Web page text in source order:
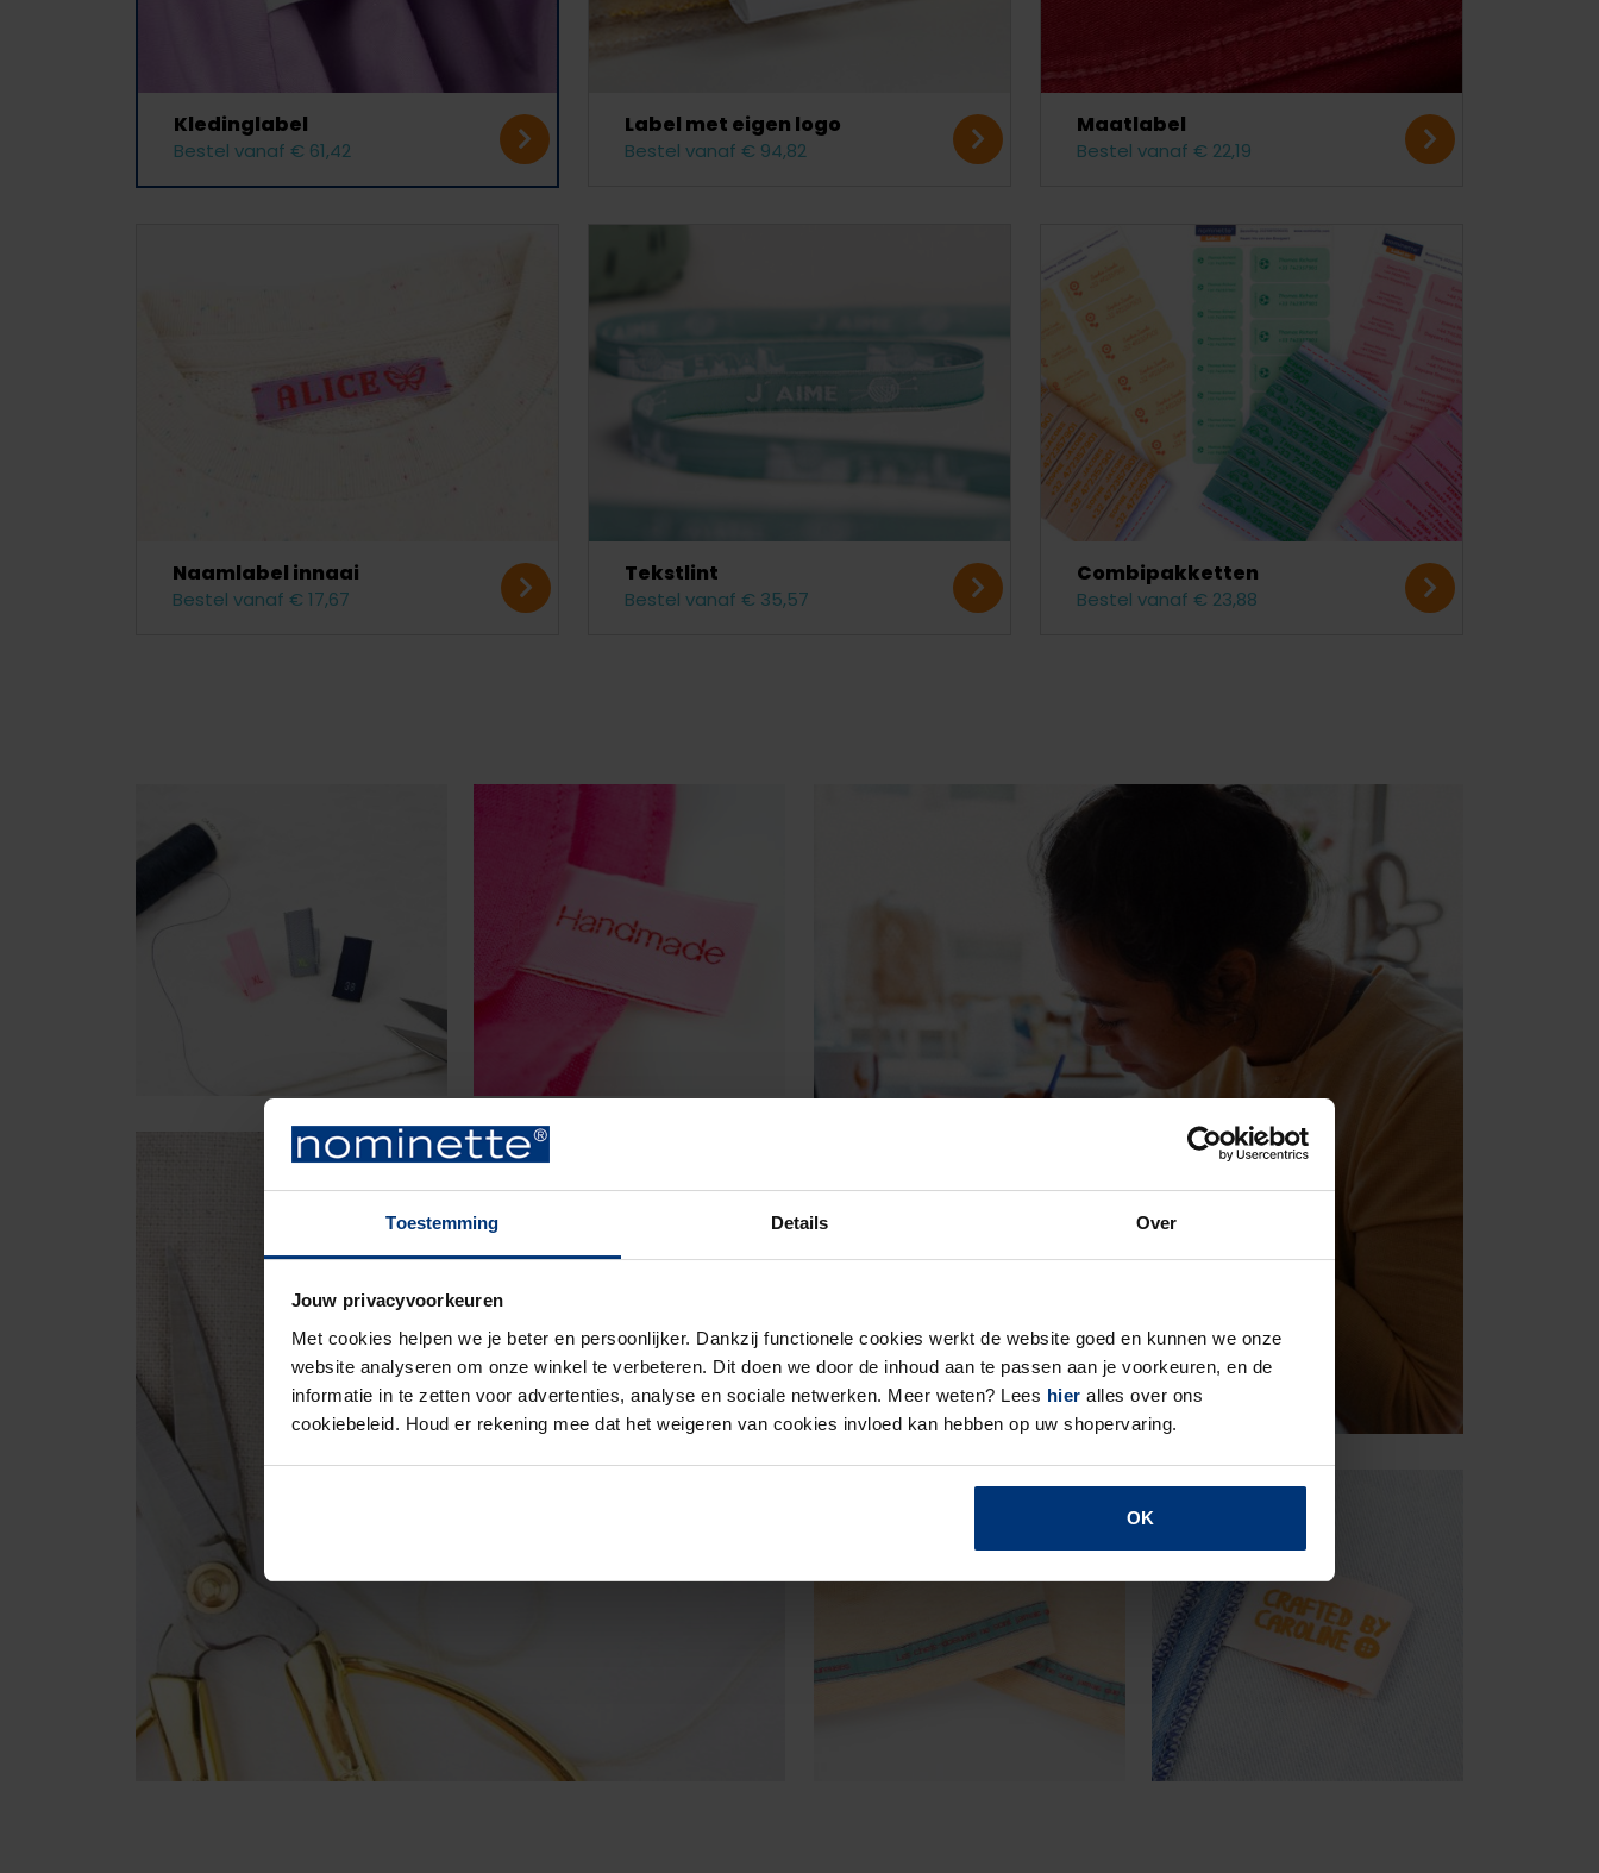
Toestemming Details Over
Jouw privacyvoorkeuren
Met cookies helpen we je beter en persoonlijker. Dankzij functionele cookies werkt de website goed en kunnen we onze
website analyseren om onze winkel te verbeteren. Dit doen we door de inhoud aan te passen aan je voorkeuren, en de
informatie in te zetten voor advertenties, analyse en sociale netwerken. Meer weten? Lees hier alles over ons
cookiebeleid. Houd er rekening mee dat het weigeren van cookies invloed kan hebben op uw shopervaring.
OK
Kleding­label
Bestel vanaf € 61,42
Label met eigen logo
Bestel vanaf € 94,82
Maatlabel
Bestel vanaf € 22,19
Naamlabel innaai
Bestel vanaf € 17,67
Tekstlint
Bestel vanaf € 35,57
Combipakketten
Bestel vanaf € 23,88